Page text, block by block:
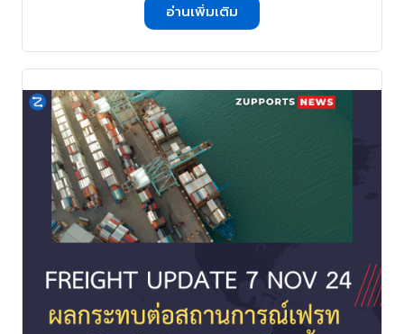
อ่านเพิ่มเติม